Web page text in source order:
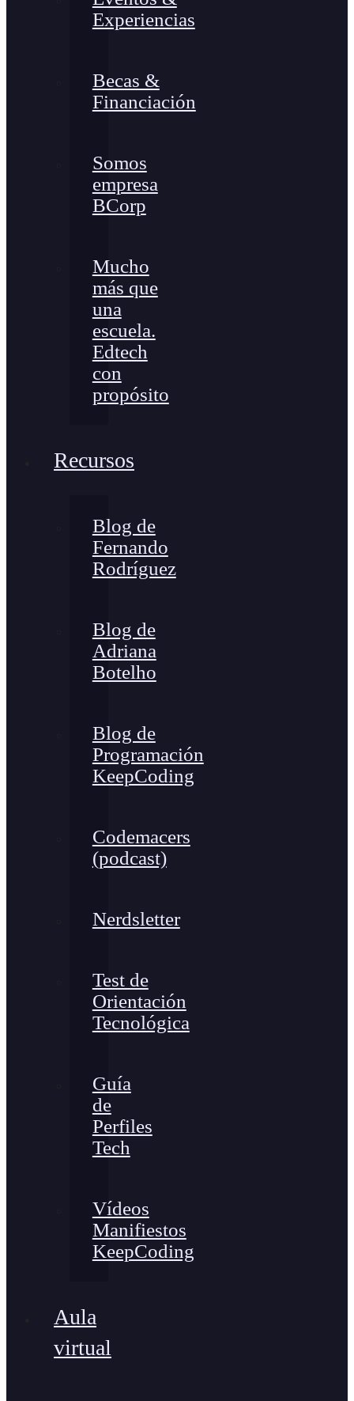
Experiencias
Becas &
Financiación
Somos
empresa
BCorp
Mucho
más que
una
escuela.
Edtech
con
propósito
Recursos
Blog de
Fernando
Rodríguez
Blog de
Adriana
Botelho
Blog de
Programación
KeepCoding
Codemacers
(podcast)
Nerdsletter
Test de
Orientación
Tecnológica
Guía
de
Perfiles
Tech
Vídeos
Manifiestos
KeepCoding
Aula
virtual